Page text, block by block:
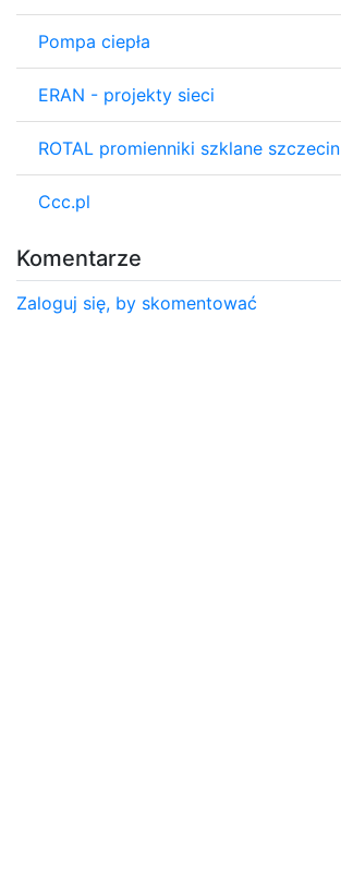
Pompa ciepła
ERAN - projekty sieci
ROTAL promienniki szklane szczecin
Ccc.pl
Komentarze
Zaloguj się, by skomentować